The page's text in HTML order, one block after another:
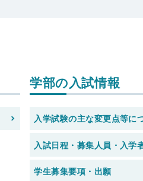
学部の入試情報
入学試験の主な変更点等に
入試日程・募集人員・入学
学生募集要項・出願